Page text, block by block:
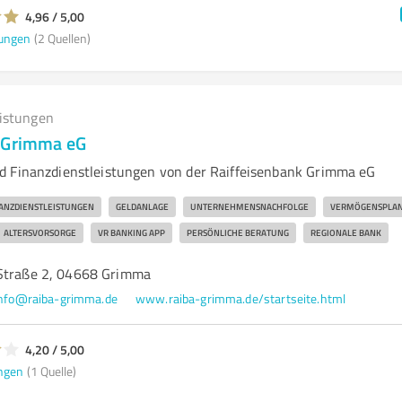
4,96 / 5,00
(2 Quellen)
eG
Finanzdienstleistungen von der Raiffeisenbank Grimma eG
GELDANLAGE UNTERNEHMENSNACHFOLGE
ALTERSVORSORGE VR BANKING APP PERSÖNLICHE BERATUNG REGIONALE BANK
2, 04668 Grimma
grimma.de www.raiba-grimma.de/startseite.html
4,20 / 5,00
(1 Quelle)